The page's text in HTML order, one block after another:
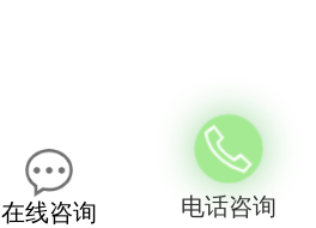
在线咨询 电话咨询